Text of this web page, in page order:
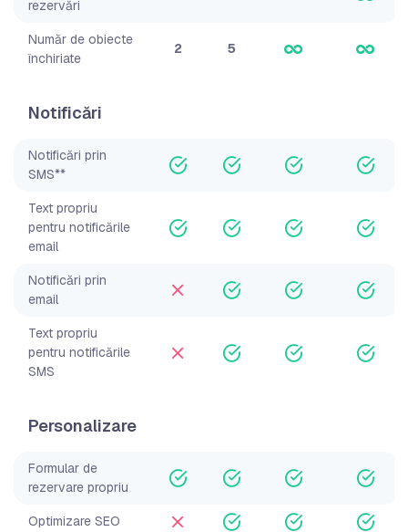
rezervări
Număr de obiecte
închiriate
2 5
Notificări
Notificări prin
SMS**
Text propriu
pentru notificările
email
Notificări prin
email
Text propriu
pentru notificările
SMS
Personalizare
Formular de
rezervare propriu
Optimizare SEO